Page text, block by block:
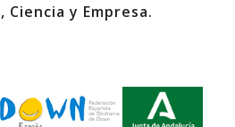
Ciencia y Empresa.